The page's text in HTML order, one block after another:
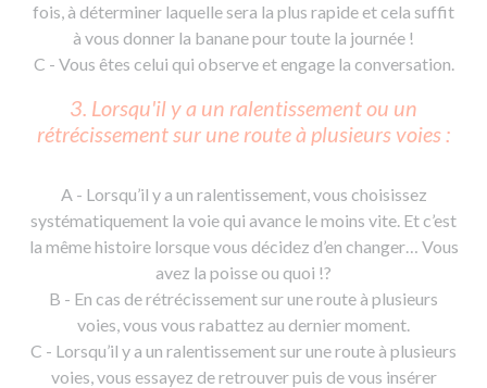
fois, à déterminer laquelle sera la plus rapide et cela suffit
à vous donner la banane pour toute la journée !
C - Vous êtes celui qui observe et engage la conversation.
3. Lorsqu'il y a un ralentissement ou un
rétrécissement sur une route à plusieurs voies :
A - Lorsqu’il y a un ralentissement, vous choisissez
systématiquement la voie qui avance le moins vite. Et c’est
la même histoire lorsque vous décidez d’en changer… Vous
avez la poisse ou quoi !?
B - En cas de rétrécissement sur une route à plusieurs
voies, vous vous rabattez au dernier moment.
C - Lorsqu’il y a un ralentissement sur une route à plusieurs
voies, vous essayez de retrouver puis de vous insérer